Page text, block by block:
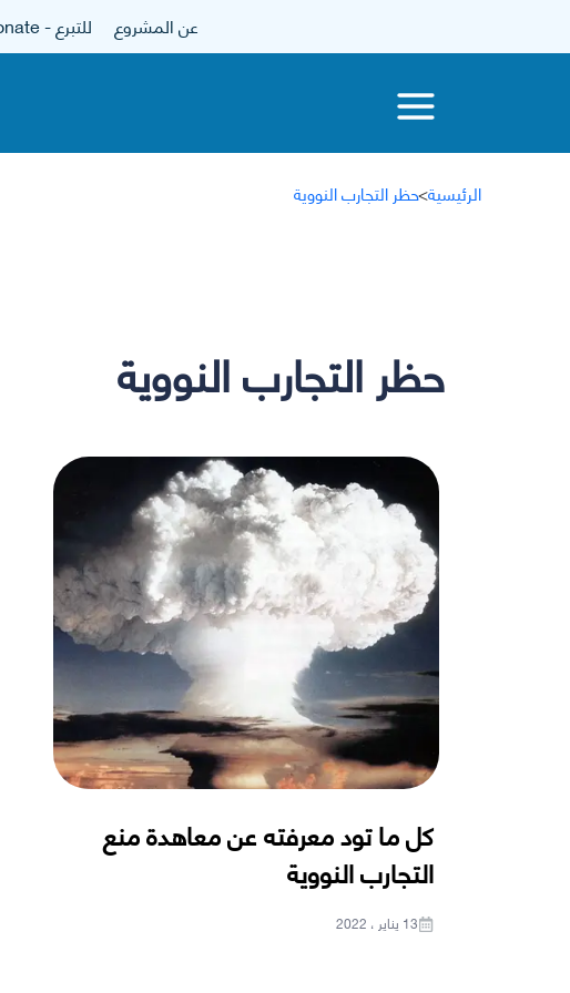
عن المشروع للتبرع - donate
الرئيسية>حظر التجارب النووية
حظر التجارب النووية
كل ما تود معرفته عن معاهدة منع
التجارب النووية
13 يناير ، 2022